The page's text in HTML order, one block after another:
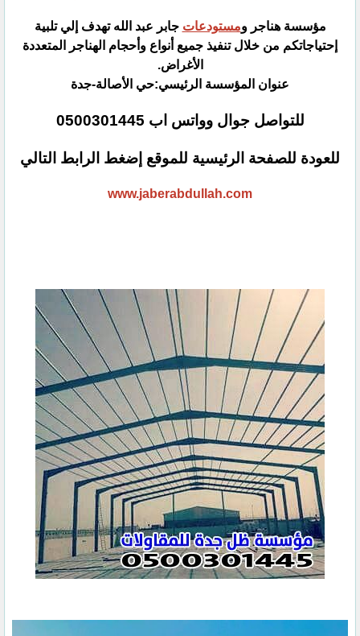
مؤسسة هناجر ومستودعات جابر عبد الله تهدف إلي تلبية
إحتياجاتكم من خلال تنفيذ جميع أنواع وأحجام الهناجر المتعددة
‏الأغراض.‏
عنوان المؤسسة الرئيسي:حي الأصالة-جدة
للتواصل جوال وواتس اب 0500301445‏
للعودة للصفحة الرئيسية للموقع إضغط الرابط التالي
www.jaberabdullah.com